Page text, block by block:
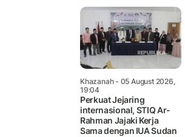
Khazanah- 05 August 2026,
19:04
Perkuat Jejaring
internasional, STIQ Ar-
Rahman Jajaki Kerja
Sama dengan IUA Sudan